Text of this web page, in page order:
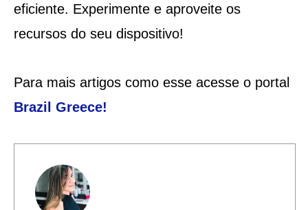
eficiente. Experimente e aproveite os
recursos do seu dispositivo!
Para mais artigos como esse acesse o portal
Brazil Greece!